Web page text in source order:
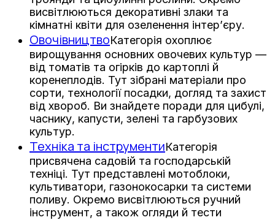
висвітлюються декоративні злаки та
кімнатні квіти для озеленення інтер’єру.
ОвочівництвоКатегорія охоплює
вирощування основних овочевих культур —
від томатів та огірків до картоплі й
коренеплодів. Тут зібрані матеріали про
сорти, технології посадки, догляд та захист
від хвороб. Ви знайдете поради для цибулі,
часнику, капусти, зелені та гарбузових
культур.
Техніка та інструментиКатегорія
присвячена садовій та господарській
техніці. Тут представлені мотоблоки,
культиватори, газонокосарки та системи
поливу. Окремо висвітлюються ручний
інструмент, а також огляди й тести